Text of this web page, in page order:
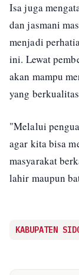
Isa juga
dan jasmani
menjadi
ini. Lewat
akan mampu
yang
"Melalui
agar kita bisa
masyarakat
lahir maupun
KABUPATEN